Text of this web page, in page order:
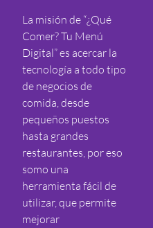
La misión de “¿Qué
Comer? Tu Menú
Digital” es acercar la
tecnología a todo tipo
de negocios de
comida, desde
pequeños puestos
hasta grandes
restaurantes, por eso
somo una
herramienta fácil de
utilizar, que permite
mejorar